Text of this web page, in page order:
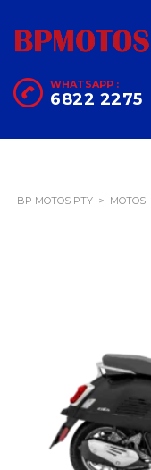
WHATSAPP :
6822 2275
BP MOTOS PTY > MOTOS